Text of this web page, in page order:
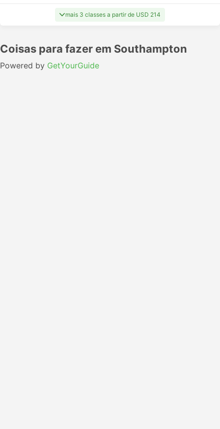
mais 3 classes a partir de USD 214
Coisas para fazer em Southampton
Powered by GetYourGuide